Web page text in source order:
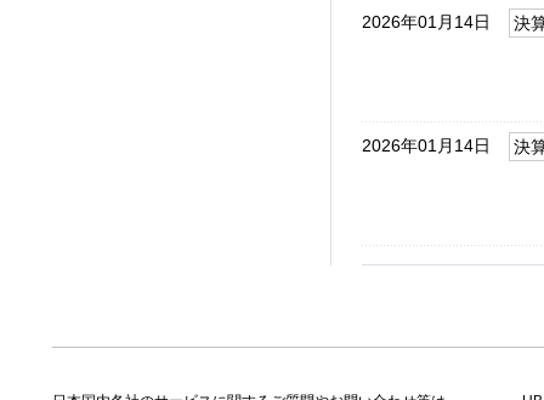
2026年01月14日 決
2026年01月14日 決